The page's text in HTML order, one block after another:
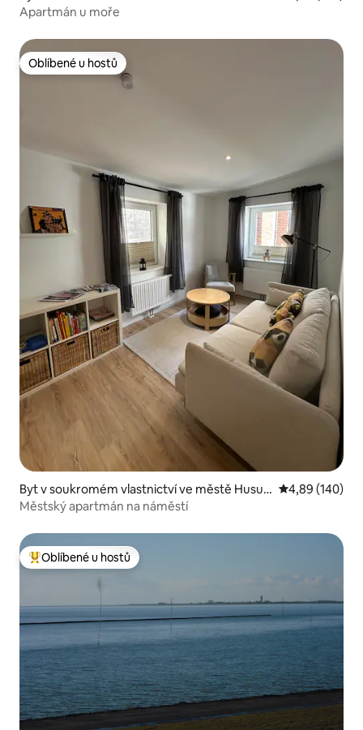
nförde
Apartmán u moře
Oblíbené u hostů
Oblíbené u hostů
Byt v soukromém vlastnictví ve městě Husu
m
Průměrné
4,89 (140)
Městský apartmán na náměstí
Nejlepší v kategorii Oblíbené u hostů
Oblíbené u hostů